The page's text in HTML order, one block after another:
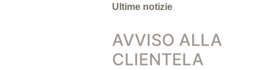
Ultime notizie
AVVISO ALLA
CLIENTELA